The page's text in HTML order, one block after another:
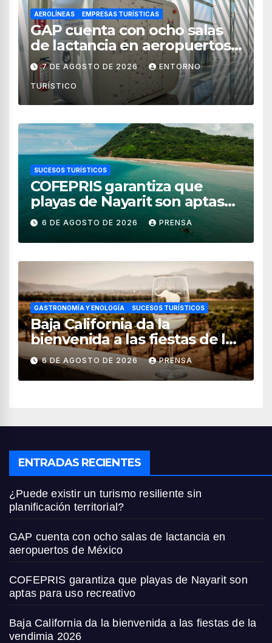
AEROLÍNEAS EMPRESAS TURÍSTICAS
GAP cuenta con ocho salas
de lactancia en aeropuertos
de México
7 DE AGOSTO DE 2026 ENTORNO
TURÍSTICO
SUCESOS TURÍSTICOS
COFEPRIS garantiza que
playas de Nayarit son aptas
para uso recreativo
6 DE AGOSTO DE 2026 PRENSA
GASTRONOMÍA Y ENOLOGÍA SUCESOS TURÍSTICOS
Baja California da la
bienvenida a las fiestas de la
vendimia 2026
6 DE AGOSTO DE 2026 PRENSA
ENTRADAS RECIENTES
¿Puede existir un turismo resiliente sin
planificación territorial?
GAP cuenta con ocho salas de lactancia en
aeropuertos de México
COFEPRIS garantiza que playas de Nayarit son
aptas para uso recreativo
Baja California da la bienvenida a las fiestas de la
vendimia 2026